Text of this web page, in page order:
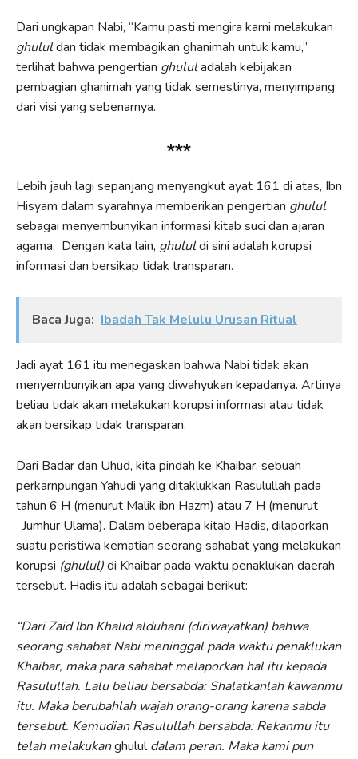
Dari ungkapan Nabi, “Kamu pasti mengira karni melakukan
ghululdan tidak membagikan ghanimah untuk kamu,”
terlihat bahwa pengertian ghululadalah kebijakan
pembagian ghanimah yang tidak semestinya, menyimpang
dari visi yang sebenarnya.
***
Lebih jauh lagi sepanjang menyangkut ayat 161 di atas, Ibn
Hisyam dalam syarahnya memberikan pengertian ghulul
sebagai menyembunyikan informasi kitab suci dan ajaran
agama. Dengan kata lain, ghululdi sini adalah korupsi
informasi dan bersikap tidak transparan.
Baca Juga: Ibadah Tak Melulu Urusan Ritual
Jadi ayat 161 itu menegaskan bahwa Nabi tidak akan
menyembunyikan apa yang diwahyukan kepadanya. Artinya
beliau tidak akan melakukan korupsi informasi atau tidak
akan bersikap tidak transparan.
Dari Badar dan Uhud, kita pindah ke Khaibar, sebuah
perkarnpungan Yahudi yang ditaklukkan Rasulullah pada
tahun 6 H (menurut Malik ibn Hazm) atau 7 H (menurut
Jumhur Ulama). Dalam beberapa kitab Hadis, dilaporkan
suatu peristiwa kematian seorang sahabat yang melakukan
korupsi (ghulul)di Khaibar pada waktu penaklukan daerah
tersebut. Hadis itu adalah sebagai berikut:
“Dari Zaid Ibn Khalid alduhani (diriwayatkan) bahwa
seorang sahabat Nabi meninggal pada waktu penaklukan
Khaibar, maka para sahabat melaporkan hal itu kepada
Rasulullah. Lalu beliau bersabda: Shalatkanlah kawanmu
itu. Maka berubahlahwajah orang-orang karena sabda
tersebut. Kemudian Rasulullah bersabda: Rekanmu itu
telah melakukanghululdalam peran. Maka kami pun